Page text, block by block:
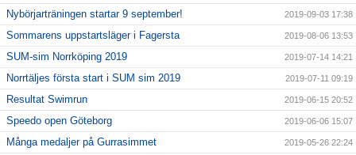
Nybörjarträningen startar 9 september! 2019-09-03 17:38
Sommarens uppstartsläger i Fagersta 2019-08-06 13:53
SUM-sim Norrköping 2019 2019-07-14 14:21
Norrtäljes första start i SUM sim 2019 2019-07-11 09:19
Resultat Swimrun 2019-06-15 20:52
Speedo open Göteborg 2019-06-06 15:07
Många medaljer på Gurrasimmet 2019-05-26 22:24